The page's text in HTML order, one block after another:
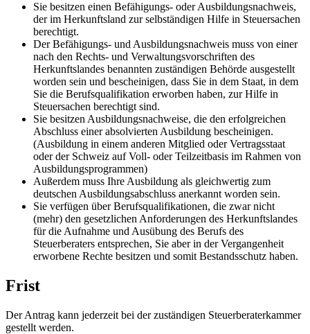
Sie besitzen einen Befähigungs- oder Ausbildungsnachweis,
der im Herkunftsland zur selbständigen Hilfe in Steuersachen
berechtigt.
Der Befähigungs- und Ausbildungsnachweis muss von einer
nach den Rechts- und Verwaltungsvorschriften des
Herkunftslandes benannten zuständigen Behörde ausgestellt
worden sein und bescheinigen, dass Sie in dem Staat, in dem
Sie die Berufsqualifikation erworben haben, zur Hilfe in
Steuersachen berechtigt sind.
Sie besitzen Ausbildungsnachweise, die den erfolgreichen
Abschluss einer absolvierten Ausbildung bescheinigen.
(Ausbildung in einem anderen Mitglied oder Vertragsstaat
oder der Schweiz auf Voll- oder Teilzeitbasis im Rahmen von
Ausbildungsprogrammen)
Außerdem muss Ihre Ausbildung als gleichwertig zum
deutschen Ausbildungsabschluss anerkannt worden sein.
Sie verfügen über Berufsqualifikationen, die zwar nicht
(mehr) den gesetzlichen Anforderungen des Herkunftslandes
für die Aufnahme und Ausübung des Berufs des
Steuerberaters entsprechen, Sie aber in der Vergangenheit
erworbene Rechte besitzen und somit Bestandsschutz haben.
Frist
Der Antrag kann jederzeit bei der zuständigen Steuerberaterkammer
gestellt werden.